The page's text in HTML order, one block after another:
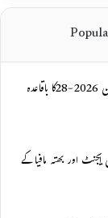
چیمبر آف کامرس اینڈ انڈسٹری کے الیکشن 2026-28کا باقاعدہ
اور بھتہ مافیا کے